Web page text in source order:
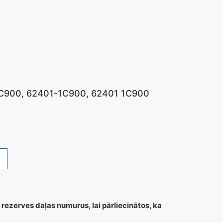
62401-1C900, 62401 1C900
daļas numurus, lai pārliecinātos, ka